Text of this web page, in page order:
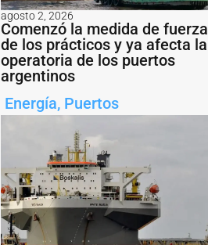
agosto 2, 2026
Comenzó la medida de fuerza
de los prácticos y ya afecta la
operatoria de los puertos
argentinos
Energía, Puertos